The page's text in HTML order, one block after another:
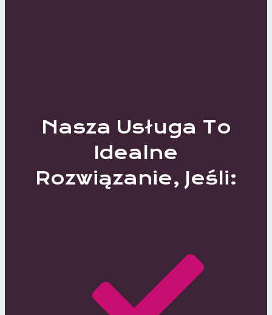
Nasza Usługa To
Idealne
Rozwiązanie, Jeśli: